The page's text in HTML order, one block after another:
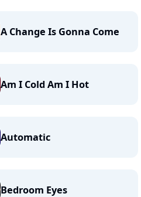
A Change Is Gonna Come
Am I Cold Am I Hot
Automatic
Bedroom Eyes